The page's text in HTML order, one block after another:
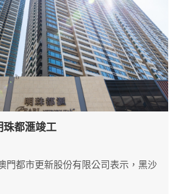
珠都滙竣工
都市更新股份有限公司表示，黑沙